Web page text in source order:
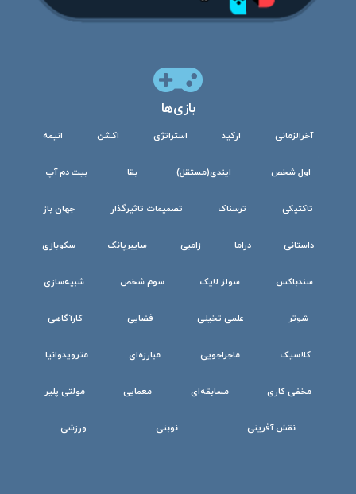
بازی‌ها
آخرالزمانی ارکید استراتژی اکشن انیمه
اول شخص ایندی(مستقل) بقا بیت دم آپ
تاکتیکی ترسناک تصمیمات تاثیرگذار جهان باز
داستانی دراما زامبی سایبرپانک سکوبازی
سندباکس سولز لایک سوم شخص شبیه‌سازی
شوتر علمی تخیلی فضایی کارآگاهی
کلاسیک ماجراجویی مبارزه‌ای مترویدوانیا
مخفی کاری مسابقه‌ای معمایی مولتی پلیر
نقش آفرینی نوبتی ورزشی